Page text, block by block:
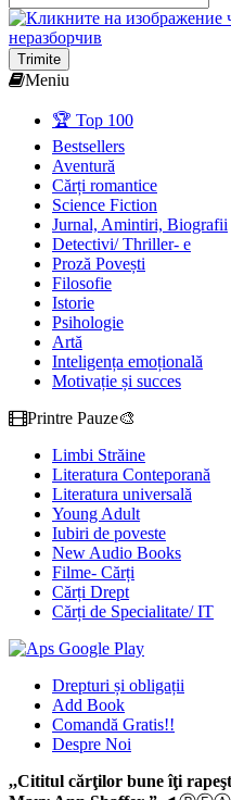
Trimite
Meniu
🏆 Top 100
Bestsellers
Aventură
Cărți romantice
Science Fiction
Jurnal, Amintiri, Biografii
Detectivi/ Thriller- e
Proză Povești
Filosofie
Istorie
Psihologie
Artă
Inteligența emoțională
Motivație și succes
Printre Pauze🎨
Limbi Străine
Literatura Conteporană
Literatura universală
Young Adult
Iubiri de poveste
New Audio Books
Filme- Cărți
Cărți Drept
Cărți de Specialitate/ IT
Drepturi și obligații
Add Book
Comandă Gratis!!
Despre Noi
,,Cititul cărţilor bune îţi